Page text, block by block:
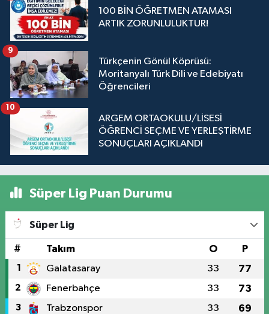
100 BİN ÖĞRETMEN ATAMASI
ARTIK ZORUNLULUKTUR!
Türkçenin Gönül Köprüsü:
Moritanyalı Türk Dili ve Edebiyatı
Öğrencileri
9
ARGEM ORTAOKULU/LİSESİ
ÖĞRENCİ SEÇME VE YERLEŞTİRME
SONUÇLARI AÇIKLANDI
10
Süper Lig Puan Durumu
Süper Lig
# Takım O P
1 Galatasaray 33 77
2 Fenerbahçe 33 73
3 Trabzonspor 33 69